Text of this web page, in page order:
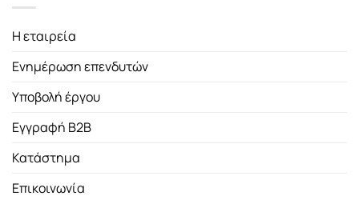
Η εταιρεία
Ενημέρωση επενδυτών
Υποβολή έργου
Εγγραφή B2B
Κατάστημα
Επικοινωνία